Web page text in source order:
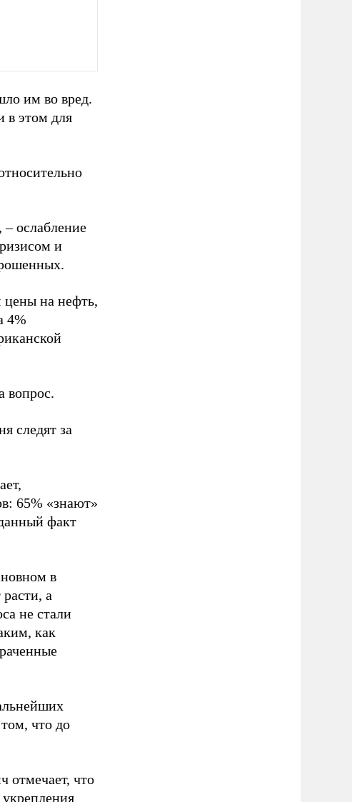
им во вред.
в этом для
– ослабление
и
цены на нефть,
4%
вопрос.
следят за
65% «знают»
факт
в
а
не стали
как
что до
отмечает, что